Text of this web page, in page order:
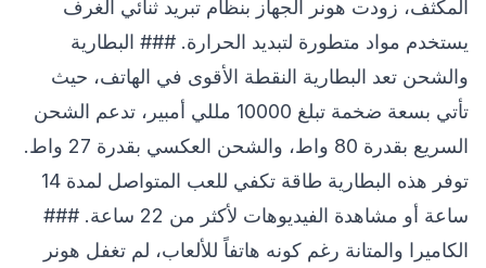
المكثف، زودت هونر الجهاز بنظام تبريد ثنائي الغرف
يستخدم مواد متطورة لتبديد الحرارة. ### البطارية
والشحن تعد البطارية النقطة الأقوى في الهاتف، حيث
تأتي بسعة ضخمة تبلغ 10000 مللي أمبير، تدعم الشحن
السريع بقدرة 80 واط، والشحن العكسي بقدرة 27 واط.
توفر هذه البطارية طاقة تكفي للعب المتواصل لمدة 14
ساعة أو مشاهدة الفيديوهات لأكثر من 22 ساعة. ###
الكاميرا والمتانة رغم كونه هاتفاً للألعاب، لم تغفل هونر